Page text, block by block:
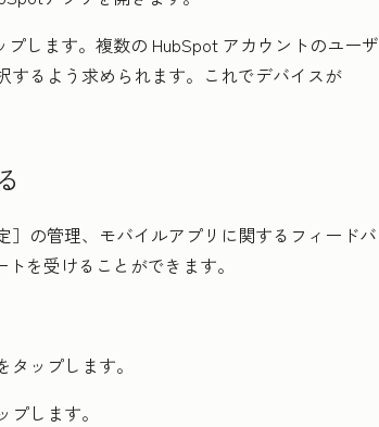
プします。複数の HubSpot アカウントのユーザ
するよう求められます。これでデバイスが
］の管理、モバイルアプリに関するフィードバ
を受けることができます。
タップします。
します。